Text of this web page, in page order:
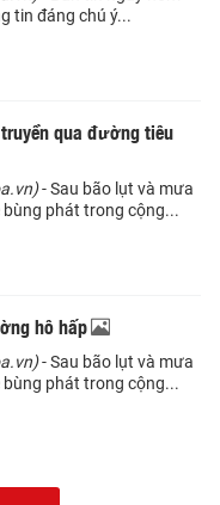
tin đáng chú ý...
qua đường tiêu
- Sau bão lụt và mưa
bùng phát trong cộng...
hô hấp
- Sau bão lụt và mưa
bùng phát trong cộng...